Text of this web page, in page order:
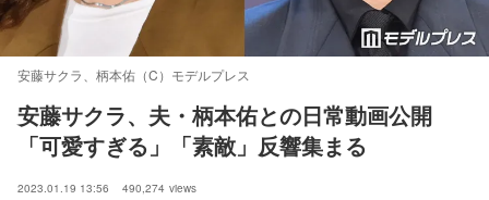
安藤サクラ、柄本佑（C）モデルプレス
安藤サクラ、夫・柄本佑との日常動画公開
「可愛すぎる」「素敵」反響集まる
2023.01.19 13:56 490,274 views